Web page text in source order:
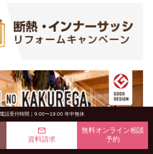
電話受付時間｜9:00〜19:00 年中無休
mail_outline
資料請求
無料オンライン相談
予約